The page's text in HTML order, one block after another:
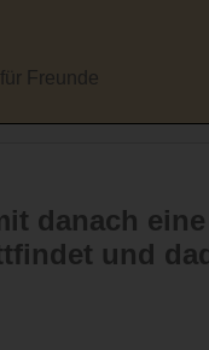
Freunde
danach
und